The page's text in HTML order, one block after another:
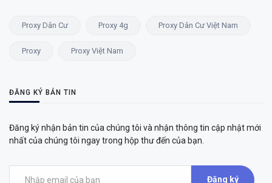
Proxy Dân Cư Proxy 4g Proxy Dân Cư Việt Nam
Proxy Proxy Việt Nam
ĐĂNG KÝ BẢN TIN
Đăng ký nhận bản tin của chúng tôi và nhận thông tin cập nhật mới
nhất của chúng tôi ngay trong hộp thư đến của bạn.
Đăng ký